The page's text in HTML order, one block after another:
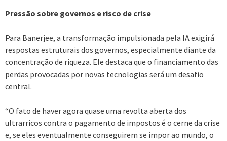
Pressão sobre governos e risco de crise
Para Banerjee, a transformação impulsionada pela IA exigirá
respostas estruturais dos governos, especialmente diante da
concentração de riqueza. Ele destaca que o financiamento das
perdas provocadas por novas tecnologias será um desafio
central.
“O fato de haver agora quase uma revolta aberta dos
ultrarricos contra o pagamento de impostos é o cerne da crise
e, se eles eventualmente conseguirem se impor ao mundo, o